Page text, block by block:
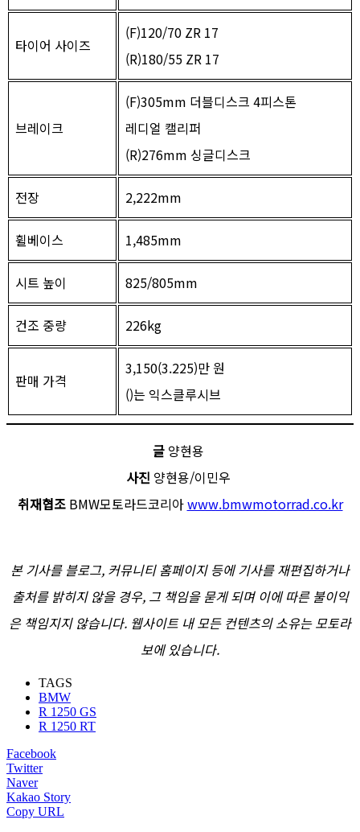
타이어 사이즈
(F)120/70 ZR 17
(R)180/55 ZR 17
브레이크
(F)305mm 더블디스크 4피스톤
레디얼 캘리퍼
(R)276mm 싱글디스크
전장 2,222mm
휠베이스 1,485mm
시트 높이 825/805mm
건조 중량 226kg
판매 가격
3,150(3.225)만 원
()는 익스클루시브
글 양현용
사진 양현용/이민우
취재협조BMW모토라드코리아www.bmwmotorrad.co.kr
본 기사를 블로그, 커뮤니티 홈페이지 등에 기사를 재편집하거나
출처를 밝히지 않을 경우, 그 책임을 묻게 되며 이에 따른 불이익
은 책임지지 않습니다. 웹사이트 내 모든 컨텐츠의 소유는 모토라
보에 있습니다.
TAGS
BMW
R 1250 GS
R 1250 RT
Facebook
Twitter
Naver
Kakao Story
Copy URL